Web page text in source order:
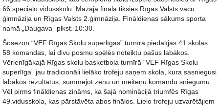
66.speciālo vidusskolu. Mazajā finālā tiksies Rīgas Valsts vācu
ģimnāzija un Rīgas Valsts 2.ģimnāzija. Fināldienas sākums sporta
namā „Daugava” plkst. 10:30.
Šosezon “VEF Rīgas Skolu superlīgas” turnīrā piedalījās 41 skolas
58 komandas, lai divu posmu spēlēs noteiktu pašus labākos.
Vērienīgākajā Rīgas skolu basketbola turnīrā “VEF Rīgas Skolu
superlīga” jau tradicionāli lielāko trofeju saņem skola, kura sasniegusi
labākos rezultātus, summējot zēnu un meiteņu komandu sniegumu.
Vēl pirms fināldienas zināms, ka šajā nominācijā triumfēs Rīgas
49.vidusskola, kas pārstāvēta abos finālos. Lielo trofeju uzvarētājiem